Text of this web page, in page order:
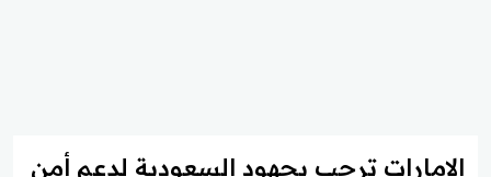
الإمارات ترحب بجهود السعودية لدعم أمن